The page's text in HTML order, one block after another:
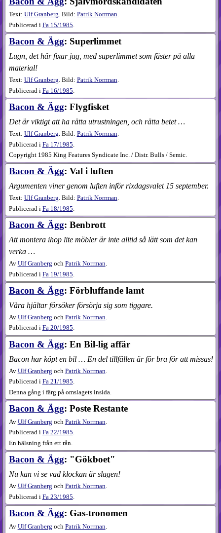
Text: Ulf Granberg. Bild: Patrik Norrman.
Publicerad i Fa15​/1985.
Bacon & Ägg: Superlimmet
Lugn, det här fixar jag, med superlimmet som fäster på alla
material!
Text: Ulf Granberg. Bild: Patrik Norrman.
Publicerad i Fa 16​/1985
Bacon & Ägg: Flygfisket
Det är viktigt att ha rätta utrustningen, och rätta betet …
Text: Ulf Granberg. Bild: Patrik Norrman.
Publicerad i Fa 17​/1985
Copyright 1985 King Features Syndicate Inc. / Distr. Bulls / Semic.
Bacon & Ägg: Val i luften
Argumenten viner genom luften inför rixdagsvalet 15 september.
Text: Ulf Granberg. Bild: Patrik Norrman.
Publicerad i Fa18​/1985.
Bacon & Ägg: Benbrott
Att montera ihop lite möbler är inte alltid så lätt som det kan
verka …
Av Ulf Granberg och Patrik Norrman.
Publicerad i Fa 19​/1985
Bacon & Ägg: Förbluffande lamt
Våra hjältar försöker försörja sig som tiggare.
Av Ulf Granberg och Patrik Norrman.
Publicerad i Fa20​/1985.
Bacon & Ägg: En Bil-lig affär
Bacon har köpt en bil … En del tillfällen är för bra för att missas!
Av Ulf Granberg och Patrik Norrman
Publicerad i Fa21​/1985.
Denna gång i färg på omslagets insida.
Bacon & Ägg: Poste Restante
Av Ulf Granberg och Patrik Norrman.
Publicerad i Fa22​/1985.
En hälsning från ett rån.
Bacon & Ägg: "Gökboet"
Nu kan vi se vad klockan är slagen!
Av Ulf Granberg och Patrik Norrman.
Publicerad i Fa 23​/1985
Bacon & Ägg: Gas-tronomen
Av Ulf Granberg och Patrik Norrman.